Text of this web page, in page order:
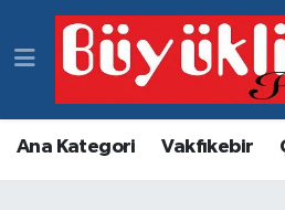
Ana Kategori Vakfıkebir
Vakfıkebir Hava Durumu
Vakfıkebir Trafik